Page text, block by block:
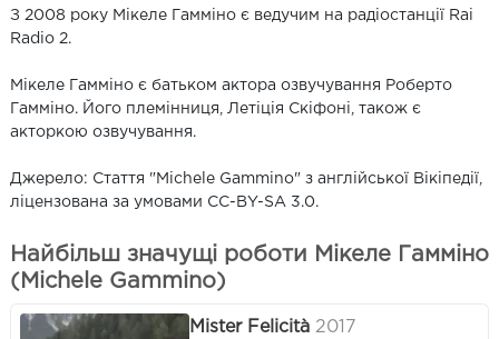
З 2008 року Мікеле Гамміно є ведучим на радіостанції Rai
Radio 2.
Мікеле Гамміно є батьком актора озвучування Роберто
Гамміно. Його племінниця, Летіція Скіфоні, також є
акторкою озвучування.
Джерело: Стаття "Michele Gammino" з англійської Вікіпедії,
ліцензована за умовами CC-BY-SA 3.0.
Найбільш значущі роботи Мікеле Гамміно
(Michele Gammino)
Mister Felicità 2017